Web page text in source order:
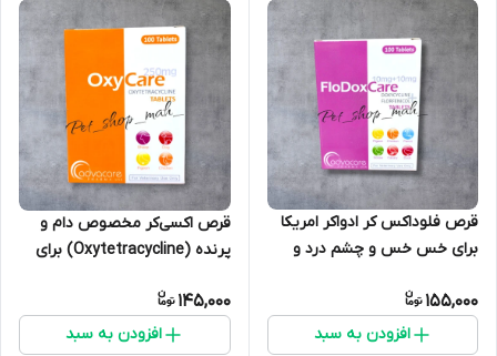
قرص فلوداکس کر ادواکر امریکا
برای خس خس و چشم درد و
155,000
افزودن به سبد
قرص اکسی‌کر مخصوص دام و
پرنده (Oxytetracycline) برای
145,000
افزودن به سبد